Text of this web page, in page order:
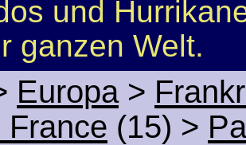
und
ganzen Welt.
Europa>
France (15) >